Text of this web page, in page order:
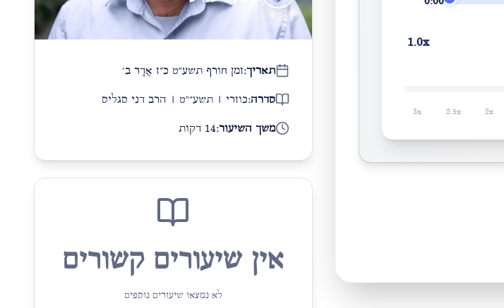
1.0x
2x
2.5x
3x
תאריך:זמן חורף תשע"ט כ״ז אֲדָר ב׳
סדרה:כוזרי | תשע״"ט | הרב דני סגליס
משך השיעור:14 דקות
אין שיעורים קשורים
לא נמצאו שיעורים נוספים